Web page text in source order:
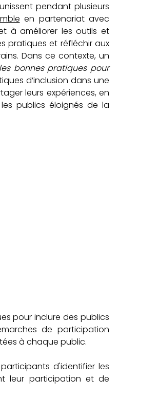
pendant plusieurs
en partenariat avec
à améliorer les outils et
pratiques et réfléchir aux
Dans ce contexte, un
bonnes pratiques pour
d’inclusion dans une
leurs expériences, en
publics éloignés de la
pour inclure des publics
de participation
à chaque public.
d'identifier les
leur participation et de